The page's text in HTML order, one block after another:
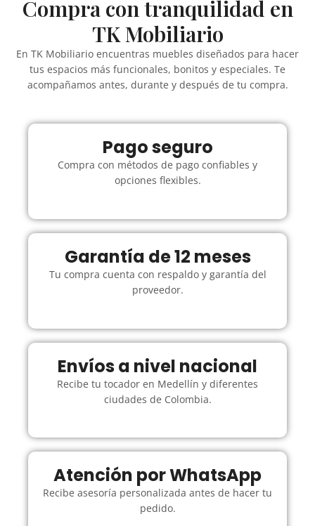
Compra con tranquilidad en
TK Mobiliario
En TK Mobiliario encuentras muebles diseñados para hacer
tus espacios más funcionales, bonitos y especiales. Te
acompañamos antes, durante y después de tu compra.
Pago seguro
Compra con métodos de pago confiables y
opciones flexibles.
Garantía de 12 meses
Tu compra cuenta con respaldo y garantía del
proveedor.
Envíos a nivel nacional
Recibe tu tocador en Medellín y diferentes
ciudades de Colombia.
Atención por WhatsApp
Recibe asesoría personalizada antes de hacer tu
pedido.